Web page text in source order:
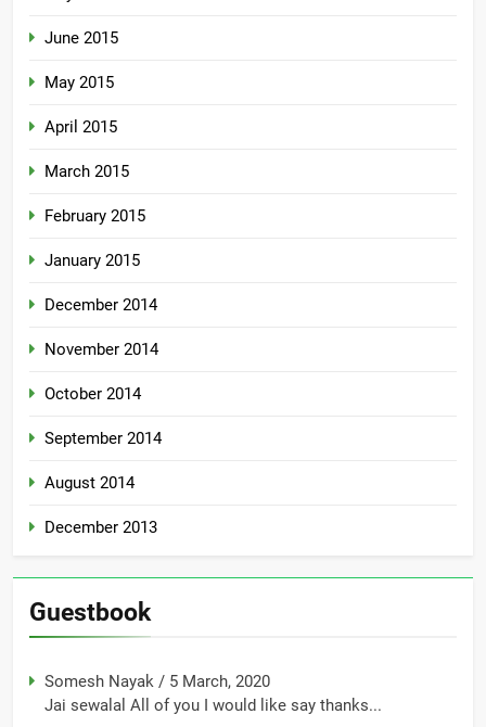
June 2015
May 2015
April 2015
March 2015
February 2015
January 2015
December 2014
November 2014
October 2014
September 2014
August 2014
December 2013
Guestbook
Somesh Nayak / 5 March, 2020
Jai sewalal All of you I would like say thanks...